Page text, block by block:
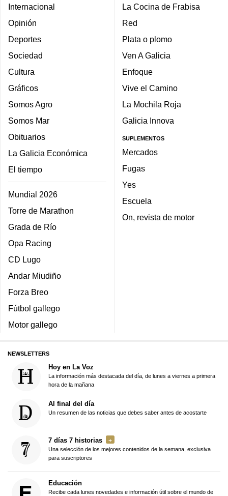
Internacional
Opinión
Deportes
Sociedad
Cultura
Gráficos
Somos Agro
Somos Mar
Obituarios
La Galicia Económica
El tiempo
Mundial 2026
Torre de Marathon
Grada de Río
Opa Racing
CD Lugo
Andar Miudiño
Forza Breo
Fútbol gallego
Motor gallego
La Cocina de Frabisa
Red
Plata o plomo
Ven A Galicia
Enfoque
Vive el Camino
La Mochila Roja
Galicia Innova
SUPLEMENTOS
Mercados
Fugas
Yes
Escuela
On, revista de motor
NEWSLETTERS
Hoy en La Voz
La información más destacada del día, de lunes a viernes a primera
hora de la mañana
Al final del día
Un resumen de las noticias que debes saber antes de acostarte
7 días 7 historias
Una selección de los mejores contenidos de la semana, exclusiva
para suscriptores
Educación
Recibe cada lunes novedades e información útil sobre el mundo de